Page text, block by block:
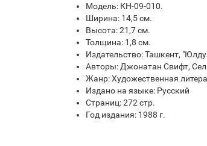
Модель: КН-09-010.
Ширина: 14,5 см.
Высота: 21,7 см.
Толщина: 1,8 см.
Издательство: Ташкент,
Авторы: Джонатан Свифт,
Жанр: Художественная
Издано на языке: Русский
Страниц: 272 стр.
Год издания: 1988 г.